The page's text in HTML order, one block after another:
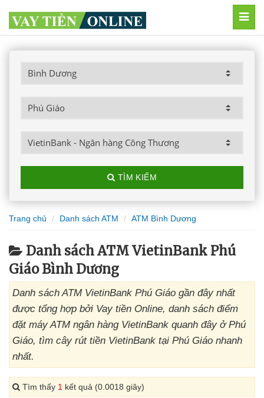
TÌM KIẾM
Trang chủ Danh sách ATM ATM Bình Dương
Danh sách ATM VietinBank Phú
Giáo Bình Dương
Danh sách ATM VietinBank Phú Giáo gần đây nhất
được tổng hợp bởi Vay tiền Online, danh sách điểm
đặt máy ATM ngân hàng VietinBank quanh đây ở Phú
Giáo, tìm cây rút tiền VietinBank tại Phú Giáo nhanh
nhất.
Tìm thấy 1 kết quả (0.0018 giây)